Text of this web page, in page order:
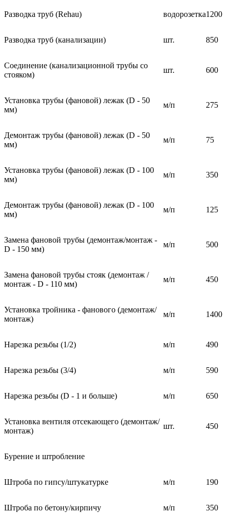
Разводка труб (Rehau) водорозетка1200
Разводка труб (канализации) шт. 850
Соединение (канализационной трубы со
стояком)
шт. 600
Установка трубы (фановой) лежак (D - 50
мм)
м/п 275
Демонтаж трубы (фановой) лежак (D - 50
мм)
м/п 75
Установка трубы (фановой) лежак (D - 100
мм)
м/п 350
Демонтаж трубы (фановой) лежак (D - 100
мм)
м/п 125
Замена фановой трубы (демонтаж/монтаж -
D - 150 мм)
м/п 500
Замена фановой трубы стояк (демонтаж /
монтаж - D - 110 мм)
м/п 450
Установка тройника - фанового (демонтаж/
монтаж)
м/п 1400
Нарезка резьбы (1/2) м/п 490
Нарезка резьбы (3/4) м/п 590
Нарезка резьбы (D - 1 и больше) м/п 650
Установка вентиля отсекающего (демонтаж/
монтаж)
шт. 450
Бурение и штробление
Штроба по гипсу/штукатурке м/п 190
Штроба по бетону/кирпичу м/п 350